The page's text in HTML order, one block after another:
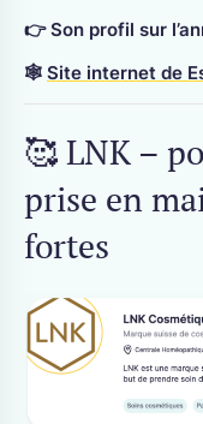
👉 Son profil sur
🕸 Site internet de
🥰 LNK –
prise en
fortes